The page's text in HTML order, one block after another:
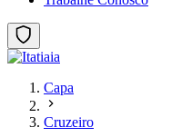
Capa
Cruzeiro